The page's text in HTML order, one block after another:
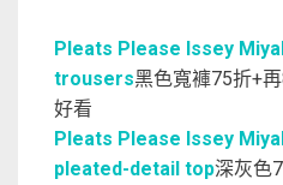
Pleats Please Issey
trousers黑色寬褲75折+
好看
Pleats Please Issey
pleated-detail top深灰色